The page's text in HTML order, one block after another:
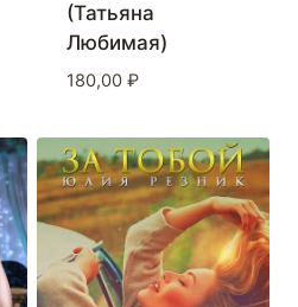
(Татьяна
Любимая)
180,00 ₽